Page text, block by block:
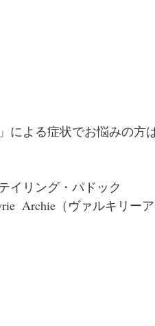
による症状でお悩みの
イリング・パドック
Archie（ヴァルキリー